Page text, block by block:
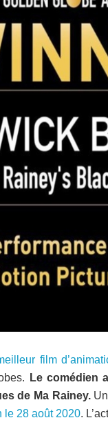
film
Le comédien
de Ma Rainey.Un
le 28 août 2020.